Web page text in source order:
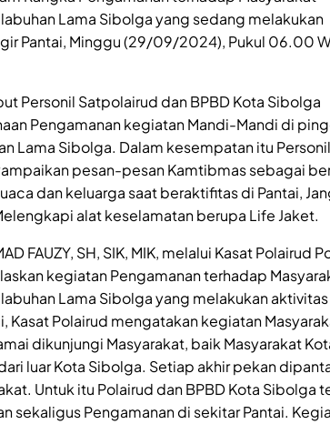
Lama Sibolga yang sedang melakukan
Pantai, Minggu (29/09/2024), Pukul 06.00
Personil Satpolairud dan BPBD Kota Sibolga
Pengamanan kegiatan Mandi-Mandi di
Lama Sibolga. Dalam kesempatan itu Personil
pesan-pesan Kamtibmas sebagai
dan keluarga saat beraktifitas di Pantai,
alat keselamatan berupa Life Jaket.
FAUZY, SH, SIK, MIK, melalui Kasat Polairud
kegiatan Pengamanan terhadap
Lama Sibolga yang melakukan aktivitas
Kasat Polairud mengatakan kegiatan
dikunjungi Masyarakat, baik Masyarakat
luar Kota Sibolga. Setiap akhir pekan
Untuk itu Polairud dan BPBD Kota Sibolga
sekaligus Pengamanan di sekitar Pantai.